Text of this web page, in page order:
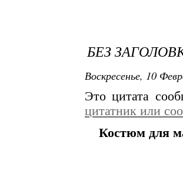
БЕЗ
Воскресенье, 10
Это цитата
цитатник или
Костюм для